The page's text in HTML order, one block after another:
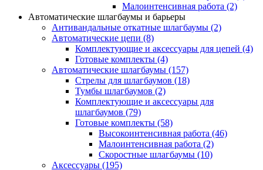
Малоинтенсивная работа (2)
Автоматические шлагбаумы и барьеры
Антивандальные откатные шлагбаумы (2)
Автоматические цепи (8)
Комплектующие и аксессуары для цепей (4)
Готовые комплекты (4)
Автоматические шлагбаумы (157)
Стрелы для шлагбаумов (18)
Тумбы шлагбаумов (2)
Комплектующие и аксессуары для
шлагбаумов (79)
Готовые комплекты (58)
Высокоинтенсивная работа (46)
Малоинтенсивная работа (2)
Скоростные шлагбаумы (10)
Аксессуары (195)